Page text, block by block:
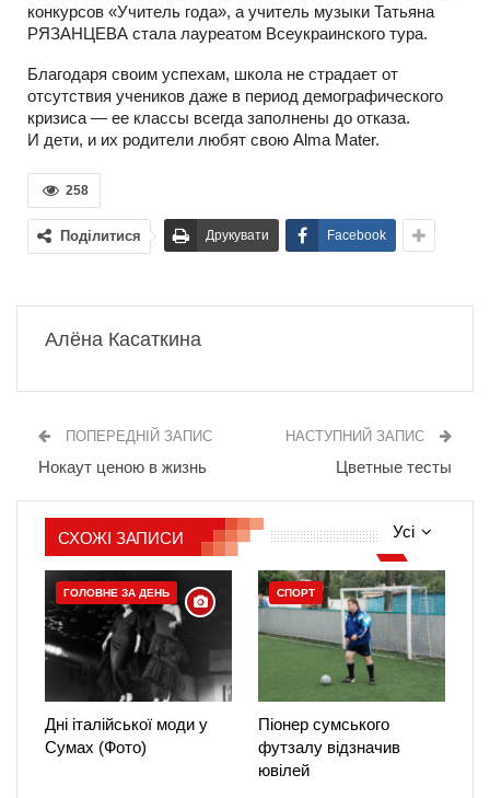
конкурсов «Учитель года», а учитель музыки Татьяна
РЯЗАНЦЕВА стала лауреатом Всеукраинского тура.
Благодаря своим успехам, школа не страдает от
отсутствия учеников даже в период демографического
кризиса — ее классы всегда заполнены до отказа.
И дети, и их родители любят свою Alma Mater.
258
Поділитися Друкувати Facebook
Алёна Касаткина
ПОПЕРЕДНІЙ ЗАПИС
Нокаут ценою в жизнь
НАСТУПНИЙ ЗАПИС
Цветные тесты
Усі
СХОЖІ ЗАПИСИ
ГОЛОВНЕ ЗА ДЕНЬ
Дні італійської моди у
Сумах (Фото)
СПОРТ
Піонер сумського
футзалу відзначив
ювілей